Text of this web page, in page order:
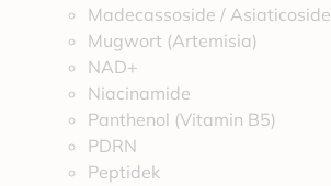
Madecassoside / Asiaticoside
Mugwort (Artemisia)
NAD+
Niacinamide
Panthenol (Vitamin B5)
PDRN
Peptidek